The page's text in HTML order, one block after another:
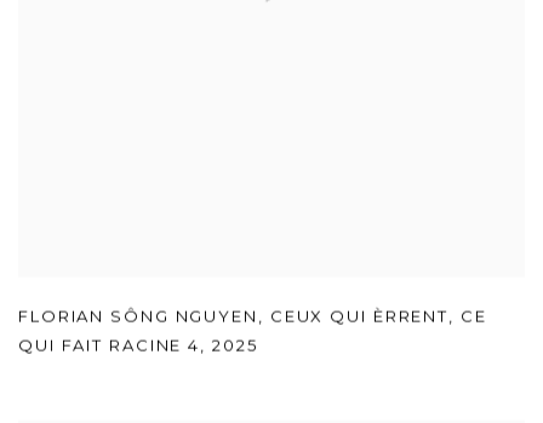
FLORIAN SÔNG NGUYEN , CEUX QUI ÈRRENT, CE
QUI FAIT RACINE 4, 2025